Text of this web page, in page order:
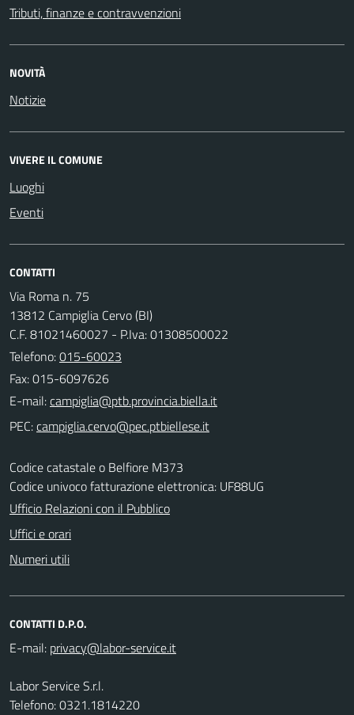
Tributi, finanze e contravvenzioni
NOVITÀ
Notizie
VIVERE IL COMUNE
Luoghi
Eventi
CONTATTI
Via Roma n. 75
13812 Campiglia Cervo (BI)
C.F. 81021460027 - P.Iva: 01308500022
Telefono:015-60023
Fax: 015-6097626
E-mail:
PEC:
Codice catastale o Belfiore M373
Codice univoco fatturazione elettronica: UF88UG
Ufficio Relazioni con il Pubblico
Uffici e orari
Numeri utili
CONTATTI D.P.O.
E-mail:
Labor Service S.r.l.
Telefono: 0321.1814220